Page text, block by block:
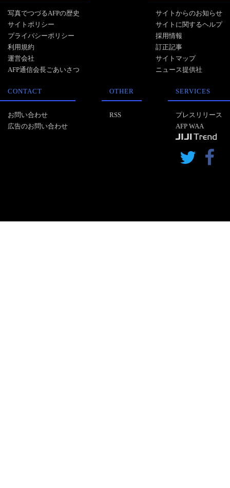
写真でつづるAFPの歴史
サイトポリシー
プライバシーポリシー
利用規約
運営会社
AFP通信会長ごあいさつ
サイトからのお知らせ
サイトに関するヘルプ
採用情報
訂正記事
サイトマップ
ニュース提供社
CONTACT
お問い合わせ
広告のお問い合わせ
OTHER
RSS
SERVICES
プレスリリース
AFP WAA